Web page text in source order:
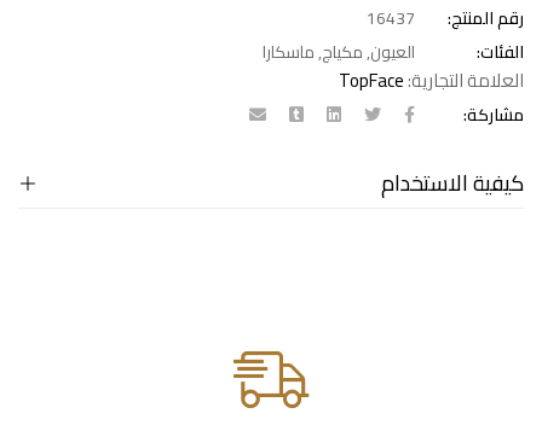
رقم المنتج:
16437
الفئات:
العيون,مكياج,ماسكارا
العلامة التجارية:TopFace
مشاركة:
كيفية الاستخدام